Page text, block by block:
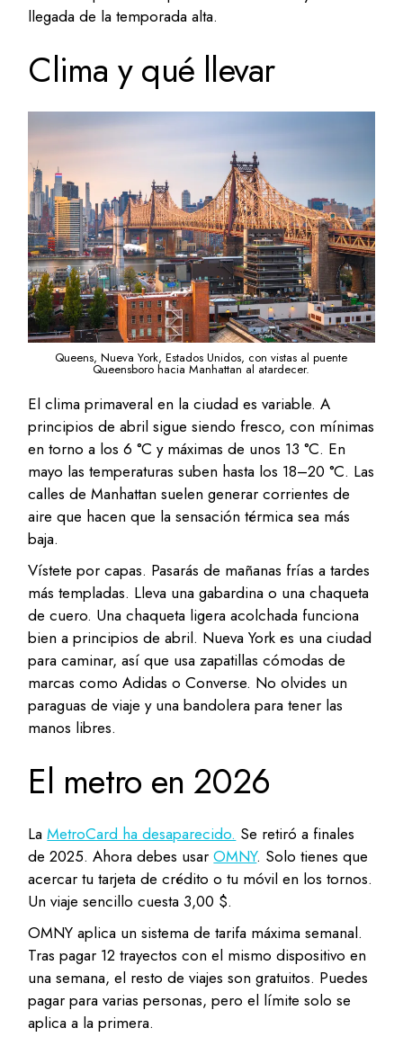
llegada de la temporada alta.
Clima y qué llevar
Queens, Nueva York, Estados Unidos, con vistas al puente
Queensboro hacia Manhattan al atardecer.
El clima primaveral en la ciudad es variable. A
principios de abril sigue siendo fresco, con mínimas
en torno a los 6 °C y máximas de unos 13 °C. En
mayo las temperaturas suben hasta los 18–20 °C. Las
calles de Manhattan suelen generar corrientes de
aire que hacen que la sensación térmica sea más
baja.
Vístete por capas. Pasarás de mañanas frías a tardes
más templadas. Lleva una gabardina o una chaqueta
de cuero. Una chaqueta ligera acolchada funciona
bien a principios de abril. Nueva York es una ciudad
para caminar, así que usa zapatillas cómodas de
marcas como Adidas o Converse. No olvides un
paraguas de viaje y una bandolera para tener las
manos libres.
El metro en 2026
LaMetroCard ha desaparecido. Se retiró a finales
de 2025. Ahora debes usarOMNY. Solo tienes que
acercar tu tarjeta de crédito o tu móvil en los tornos.
Un viaje sencillo cuesta 3,00 $.
OMNY aplica un sistema de tarifa máxima semanal.
Tras pagar 12 trayectos con el mismo dispositivo en
una semana, el resto de viajes son gratuitos. Puedes
pagar para varias personas, pero el límite solo se
aplica a la primera.